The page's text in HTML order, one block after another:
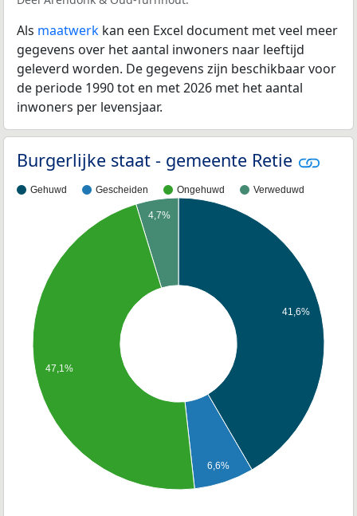
Als maatwerk kan een Excel document met veel meer
gegevens over het aantal inwoners naar leeftijd
geleverd worden. De gegevens zijn beschikbaar voor
de periode 1990 tot en met 2026 met het aantal
inwoners per levensjaar.
Burgerlijke staat - gemeente Retie
Gehuwd Gescheiden Ongehuwd Verweduwd
41,6%
6,6%
4,7%
47,1%